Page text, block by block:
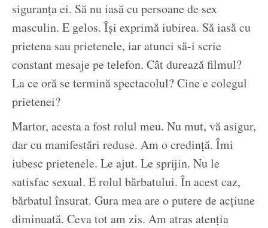
siguranța ei. Să nu iasă cu persoane de sex
masculin. E gelos. Își exprimă iubirea. Să iasă cu
prietena sau prietenele, iar atunci să-i scrie
constant mesaje pe telefon. Cât durează filmul?
La ce oră se termină spectacolul? Cine e colegul
prietenei?
Martor, acesta a fost rolul meu. Nu mut, vă asigur,
dar cu manifestări reduse. Am o credință. Îmi
iubesc prietenele. Le ajut. Le sprijin. Nu le
satisfac sexual. E rolul bărbatului. În acest caz,
bărbatul însurat. Gura mea are o putere de acțiune
diminuată. Ceva tot am zis. Am atras atenția